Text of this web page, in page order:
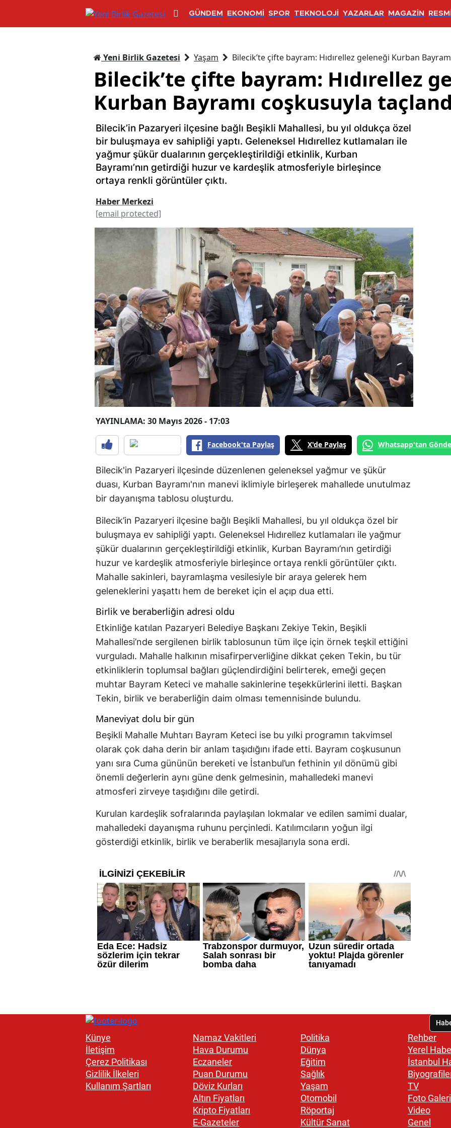
GÜNDEM EKONOMİ SPOR TEKNOLOJİ YAZARLAR MAGAZİN
Yeni Birlik Gazetesi Yaşam Bilecik’te çifte bayram: Hıdırellez geleneği Kurban
Bilecik’te çifte bayram: Hıdırellez
Kurban Bayramı coşkusuyla
Bilecik’in Pazaryeri ilçesine bağlı Beşikli Mahallesi, bu yıl oldukça özel
bir buluşmaya ev sahipliği yaptı. Geleneksel Hıdırellez kutlamaları ile
yağmur şükür dualarının gerçekleştirildiği etkinlik, Kurban
Bayramı’nın getirdiği huzur ve kardeşlik atmosferiyle birleşince
ortaya renkli görüntüler çıktı.
Haber Merkezi
[email protected]
YAYINLAMA: 30 Mayıs 2026 - 17:03
Facebook'ta Paylaş X'de Paylaş Whatsapp'tan
Bilecik'in Pazaryeri ilçesinde düzenlenen geleneksel yağmur ve şükür
duası, Kurban Bayramı'nın manevi iklimiyle birleşerek mahallede unutulmaz
bir dayanışma tablosu oluşturdu.
Bilecik’in Pazaryeri ilçesine bağlı Beşikli Mahallesi, bu yıl oldukça özel bir
buluşmaya ev sahipliği yaptı. Geleneksel Hıdırellez kutlamaları ile yağmur
şükür dualarının gerçekleştirildiği etkinlik, Kurban Bayramı’nın getirdiği
huzur ve kardeşlik atmosferiyle birleşince ortaya renkli görüntüler çıktı.
Mahalle sakinleri, bayramlaşma vesilesiyle bir araya gelerek hem
geleneklerini yaşattı hem de bereket için el açıp dua etti.
Birlik ve beraberliğin adresi oldu
Etkinliğe katılan Pazaryeri Belediye Başkanı Zekiye Tekin, Beşikli
Mahallesi’nde sergilenen birlik tablosunun tüm ilçe için örnek teşkil ettiğini
vurguladı. Mahalle halkının misafirperverliğine dikkat çeken Tekin, bu tür
etkinliklerin toplumsal bağları güçlendirdiğini belirterek, emeği geçen
muhtar Bayram Keteci ve mahalle sakinlerine teşekkürlerini iletti. Başkan
Tekin, birlik ve beraberliğin daim olması temennisinde bulundu.
Maneviyat dolu bir gün
Beşikli Mahalle Muhtarı Bayram Keteci ise bu yılki programın takvimsel
olarak çok daha derin bir anlam taşıdığını ifade etti. Bayram coşkusunun
yanı sıra Cuma gününün bereketi ve İstanbul’un fethinin yıl dönümü gibi
önemli değerlerin aynı güne denk gelmesinin, mahalledeki manevi
atmosferi zirveye taşıdığını dile getirdi.
Kurulan kardeşlik sofralarında paylaşılan lokmalar ve edilen samimi dualar,
mahalledeki dayanışma ruhunu perçinledi. Katılımcıların yoğun ilgi
gösterdiği etkinlik, birlik ve beraberlik mesajlarıyla sona erdi.
Künye
İletişim
Çerez Politikası
Gizlilik İlkeleri
Kullanım Şartları
Namaz Vakitleri
Hava Durumu
Eczaneler
Puan Durumu
Döviz Kurları
Altın Fiyatları
Kripto Fiyatları
E-Gazeteler
Politika
Dünya
Eğitim
Sağlık
Yaşam
Otomobil
Röportaj
Kültür Sanat
Rehber
Yerel
İstanbul
TV
Foto Galeri
Video
Genel